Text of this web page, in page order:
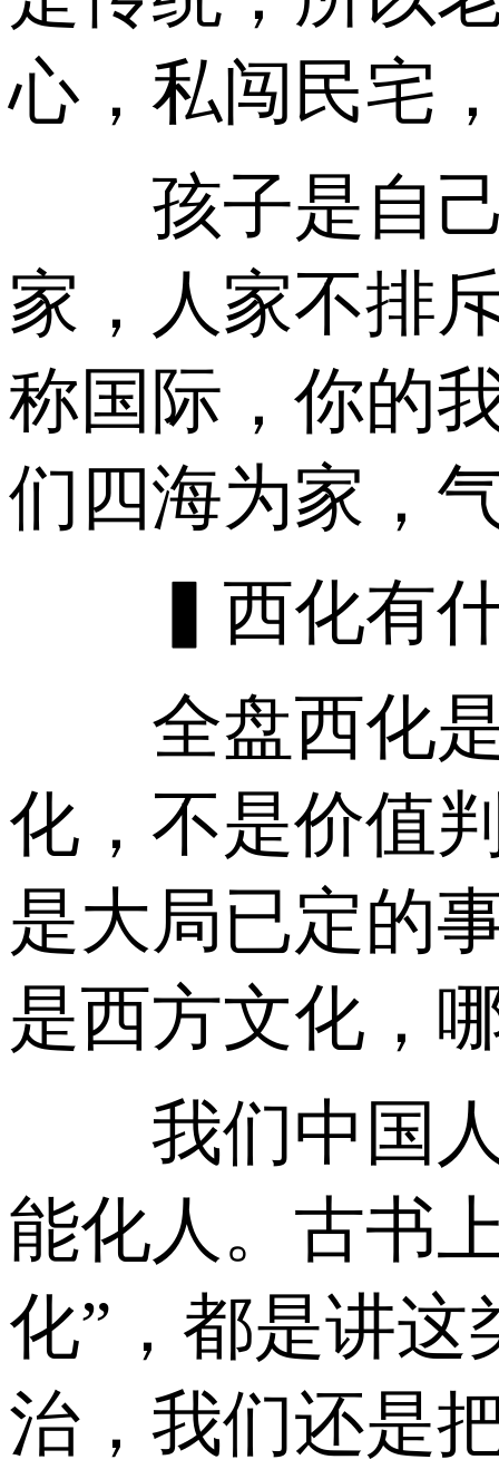
心，私闯民宅
孩子是自己
家，人家不排
称国际，你的
们四海为家，
▍西化有什
全盘西化是
化，不是价值
是大局已定的
是西方文化，
我们中国人
能化人。古书
化”，都是讲
治，我们还是